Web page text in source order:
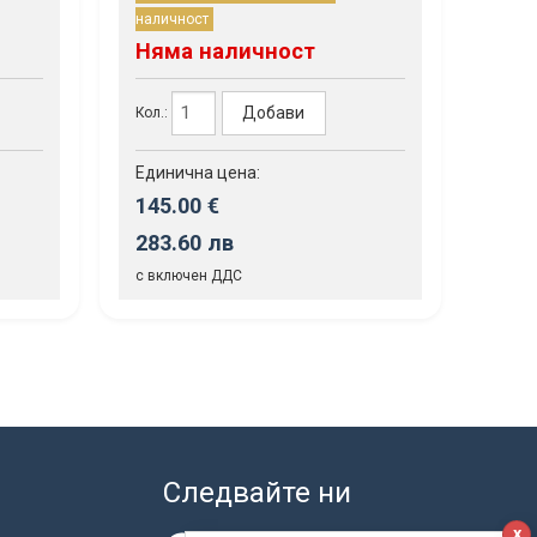
наличност
Няма наличност
Кол.: Добави
Единична цена:
145.00 €
283.60 лв
с включен ДДС
Следвайте ни